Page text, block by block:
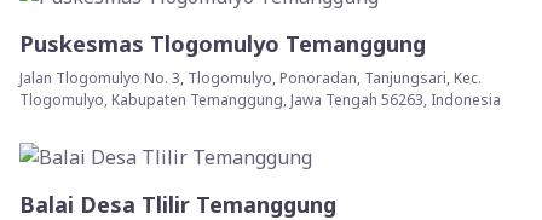
Puskesmas Tlogomulyo Temanggung
Jalan Tlogomulyo No. 3, Tlogomulyo, Ponoradan, Tanjungsari, Kec.
Tlogomulyo, Kabupaten Temanggung, Jawa Tengah 56263, Indonesia
Balai Desa Tlilir Temanggung